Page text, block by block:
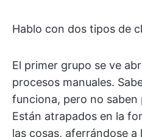
Hablo con dos tipos de
El primer grupo se ve
procesos manuales.
funciona, pero no saben
Están atrapados en la
las cosas, aferrándose a